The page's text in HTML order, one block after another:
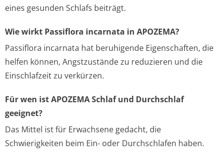
eines gesunden Schlafs beiträgt.
Wie wirkt Passiflora incarnata in APOZEMA?
Passiflora incarnata hat beruhigende Eigenschaften, die
helfen können, Angstzustände zu reduzieren und die
Einschlafzeit zu verkürzen.
Für wen ist APOZEMA Schlaf und Durchschlaf
geeignet?
Das Mittel ist für Erwachsene gedacht, die
Schwierigkeiten beim Ein- oder Durchschlafen haben.